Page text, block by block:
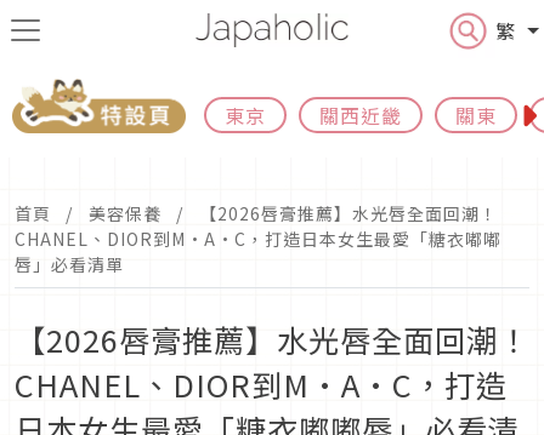
繁
東京 關西近畿 關東
首頁 美容保養
【2026唇膏推薦】水光唇全面回潮！
CHANEL、DIOR到M·A·C，打造日本女生最愛「糖衣嘟嘟
唇」必看清單
【2026唇膏推薦】水光唇全面回潮！
CHANEL、DIOR到M·A·C，打造